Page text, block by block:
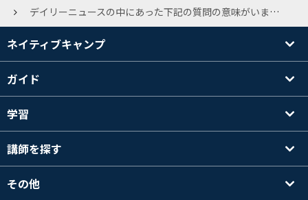
デイリーニュースの中にあった下記の質問の意味がいまいちよくわからないです。 Do you think that working for a cleaning company like Next would be easy? Share your thoughts. like Next とは何でしょうか？ 質問の意味が理解できないことが多いのですが、文法を理解していないからでしょうか… どうやって対策したら良いでしょうか？
ネイティブキャンプ
ガイド
学習
講師を探す
その他